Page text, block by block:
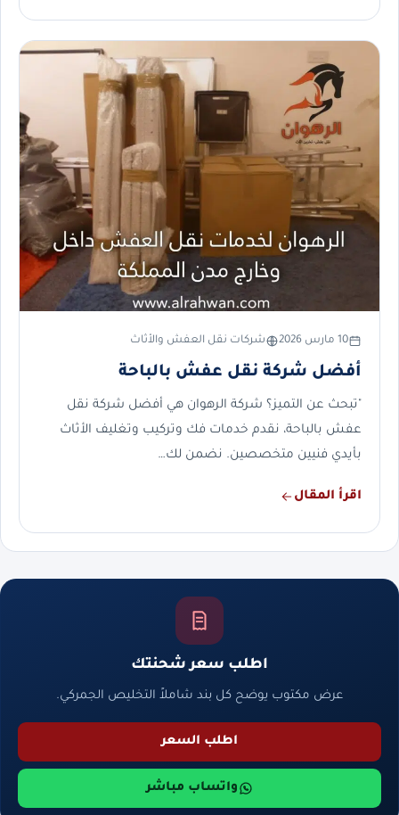
10 مارس 2026 شركات نقل العفش والأثاث
أفضل شركة نقل عفش بالباحة
"تبحث عن التميز؟ شركة الرهوان هي أفضل شركة نقل
عفش بالباحة، نقدم خدمات فك وتركيب وتغليف الأثاث
بأيدي فنيين متخصصين. نضمن لك…
اقرأ المقال
اطلب سعر شحنتك
عرض مكتوب يوضح كل بند شاملاً التخليص الجمركي.
اطلب السعر
واتساب مباشر